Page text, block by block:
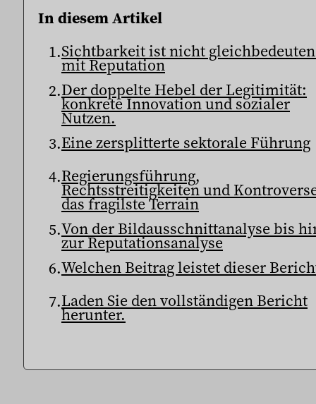
In diesem Artikel
Sichtbarkeit ist nicht
mit Reputation
Der doppelte Hebel der Legitimität:
konkrete Innovation und sozialer
Nutzen.
Eine zersplitterte sektorale Führung
Regierungsführung,
Rechtsstreitigkeiten und
das fragilste Terrain
Von der Bildausschnittanalyse bis
zur Reputationsanalyse
Welchen Beitrag leistet dieser
Laden Sie den vollständigen Bericht
herunter.